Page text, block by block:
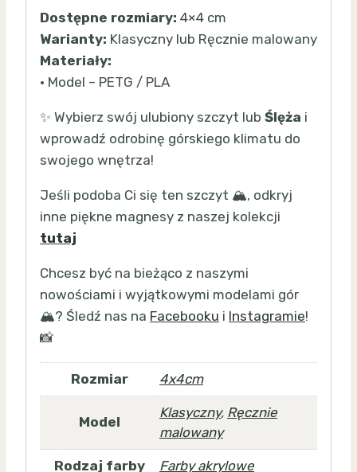
Dostępne rozmiary: 4×4 cm
Warianty: Klasyczny lub Ręcznie malowany
Materiały:
• Model – PETG / PLA
✨ Wybierz swój ulubiony szczyt lub Ślęża i
wprowadź odrobinę górskiego klimatu do
swojego wnętrza!
Jeśli podoba Ci się ten szczyt 🏔️, odkryj
inne piękne magnesy z naszej kolekcji
tutaj
Chcesz być na bieżąco z naszymi
nowościami i wyjątkowymi modelami gór
🏔️? Śledź nas na Facebooku i Instagramie!
📸
Rozmiar 4x4cm
Model
Klasyczny, Ręcznie
malowany
Rodzaj farby Farby akrylowe